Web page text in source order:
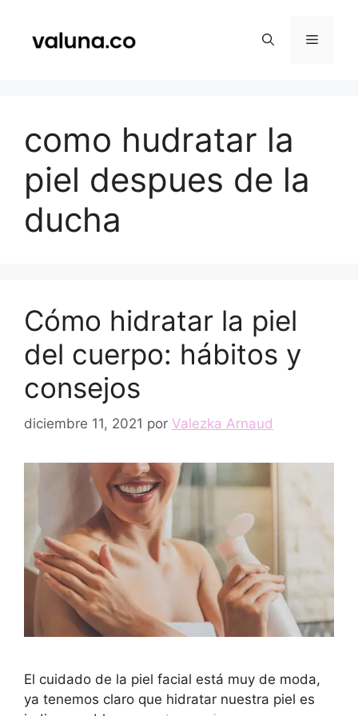
contenido
Menú
como hudratar la
piel despues de la
ducha
Cómo hidratar la piel
del cuerpo: hábitos y
consejos
diciembre 11, 2021 por Valezka Arnaud
El cuidado de la piel facial está muy de moda,
ya tenemos claro que hidratar nuestra piel es